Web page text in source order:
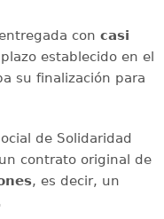
con casi
establecido en el
su finalización para
de Solidaridad
contrato original de
, es decir, un